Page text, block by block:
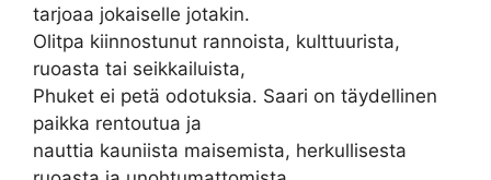
tarjoaa jokaiselle jotakin.
Olitpa kiinnostunut rannoista, kulttuurista,
ruoasta tai seikkailuista,
Phuket ei petä odotuksia. Saari on täydellinen
paikka rentoutua ja
nauttia kauniista maisemista, herkullisesta